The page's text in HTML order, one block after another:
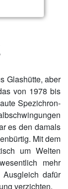
Glashütte, aber
von 1978 bis
Spezichron-
es den damals
Mit dem
um Welten
mehr
Ausgleich dafür
verzichten.